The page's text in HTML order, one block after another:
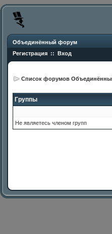
Объединённый форум
Регистрация :: Вход
Список форумов
Группы
Не являетесь членом групп